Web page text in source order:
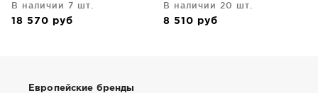
В наличии 7 шт.
18 570 руб
В наличии 20 шт.
8 510 руб
Европейские бренды